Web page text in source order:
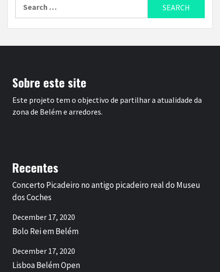
Sobre este site
Este projeto tem o objectivo de partilhar a atualidade da
zona de Belém e arredores.
Recentes
Concerto Picadeiro no antigo picadeiro real do Museu
dos Coches
December 17, 2020
Bolo Rei em Belém
December 17, 2020
Lisboa Belém Open